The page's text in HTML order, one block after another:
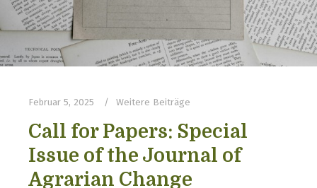
Februar 5, 2025 Weitere Beiträge
Call for Papers: Special
Issue of the Journal of
Agrarian Change